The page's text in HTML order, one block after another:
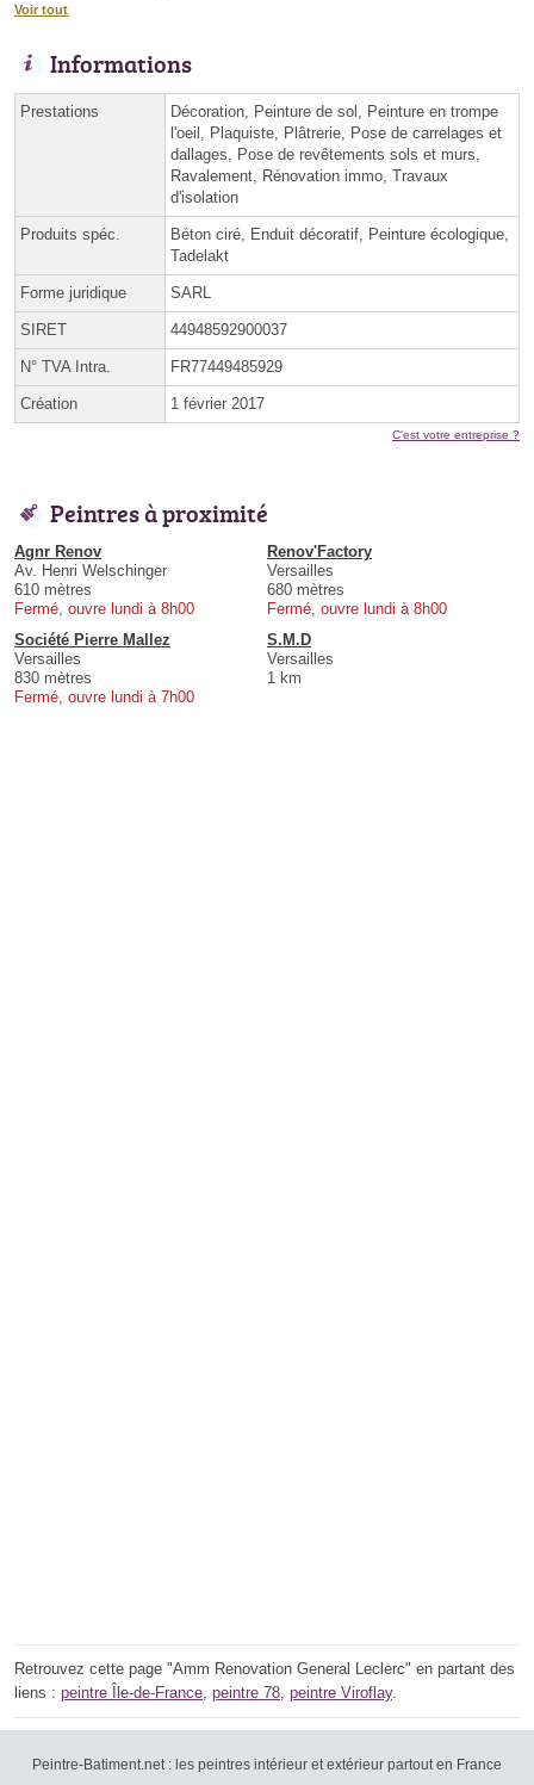
Voir tout
Informations
Prestations
Décoration, Peinture de sol, Peinture en trompe
l'oeil, Plaquiste, Plâtrerie, Pose de carrelages et
dallages, Pose de revêtements sols et murs,
Ravalement, Rénovation immo, Travaux
d'isolation
Produits spéc.
Béton ciré, Enduit décoratif, Peinture écologique,
Tadelakt
Forme juridique SARL
SIRET 44948592900037
N° TVA Intra. FR77449485929
Création 1 février 2017
C'est votre entreprise ?
Peintres à proximité
Agnr Renov
Av. Henri Welschinger
610 mètres
Fermé, ouvre lundi à 8h00
Renov'Factory
Versailles
680 mètres
Fermé, ouvre lundi à 8h00
Société Pierre Mallez
Versailles
830 mètres
Fermé, ouvre lundi à 7h00
S.M.D
Versailles
1 km
Retrouvez cette page "Amm Renovation General Leclerc" en partant des
liens : peintre Île-de-France peintre 78 peintre Viroflay.
Peintre-Batiment.net : les peintres intérieur et extérieur partout en France